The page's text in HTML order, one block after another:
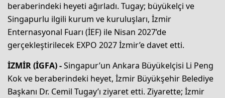
beraberindeki heyeti ağırladı. Tugay; büyükelçi ve
Singapurlu ilgili kurum ve kuruluşları, İzmir
Enternasyonal Fuarı (İEF) ile Nisan 2027’de
gerçekleştirilecek EXPO 2027 İzmir’e davet etti.
İZMİR (İGFA) -Singapur’un Ankara Büyükelçisi Li Peng
Kok ve beraberindeki heyet, İzmir Büyükşehir Belediye
Başkanı Dr. Cemil Tugay’ı ziyaret etti. Ziyarette; İzmir